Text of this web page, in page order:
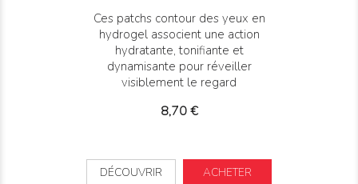
Ces patchs contour des yeux en
hydrogel associent une action
hydratante, tonifiante et
dynamisante pour réveiller
visiblement le regard
Prix
8,70 €
DÉCOUVRIR ACHETER